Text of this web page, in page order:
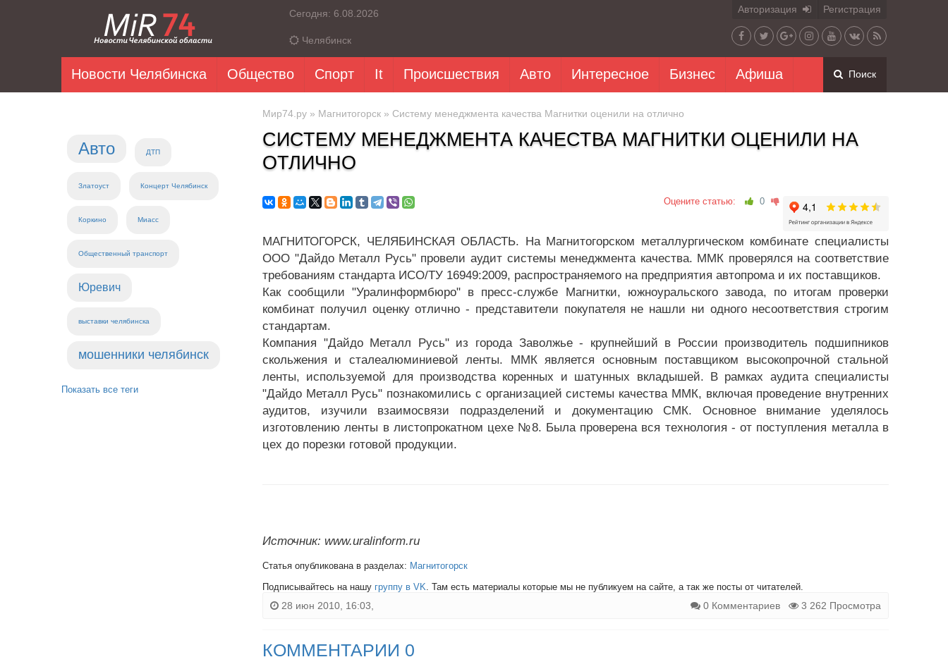
Сегодня: 6.08.2026
Челябинск
Авторизация Регистрация
Новости Челябинска Общество Спорт It Происшествия Авто Интересное Бизнес Афиша Поиск
Авто ДТП
Златоуст Концерт Челябинск
Коркино Миасс
Общественный транспорт
Юревич
выставки челябинска
мошенники челябинск
Показать все теги
Мир74.ру » Магнитогорск » Систему менеджмента качества Магнитки оценили на отлично
СИСТЕМУ МЕНЕДЖМЕНТА КАЧЕСТВА МАГНИТКИ ОЦЕНИЛИ НА
ОТЛИЧНО
Оцените статью: 0
МАГНИТОГОРСК, ЧЕЛЯБИНСКАЯ ОБЛАСТЬ. На Магнитогорском металлургическом комбинате специалисты
ООО "Дайдо Металл Русь" провели аудит системы менеджмента качества. ММК проверялся на соответствие
требованиям стандарта ИСО/ТУ 16949:2009, распространяемого на предприятия автопрома и их поставщиков.
Как сообщили "Уралинформбюро" в пресс-службе Магнитки, южноуральского завода, по итогам проверки
комбинат получил оценку отлично - представители покупателя не нашли ни одного несоответствия строгим
стандартам.
Компания "Дайдо Металл Русь" из города Заволжье - крупнейший в России производитель подшипников
скольжения и сталеалюминиевой ленты. ММК является основным поставщиком высокопрочной стальной
ленты, используемой для производства коренных и шатунных вкладышей. В рамках аудита специалисты
"Дайдо Металл Русь" познакомились с организацией системы качества ММК, включая проведение внутренних
аудитов, изучили взаимосвязи подразделений и документацию СМК. Основное внимание уделялось
изготовлению ленты в листопрокатном цехе №8. Была проверена вся технология - от поступления металла в
цех до порезки готовой продукции.
Источник: www.uralinform.ru
Статья опубликована в разделах: Магнитогорск
Подписывайтесь на нашу группу в VK. Там есть материалы которые мы не публикуем на сайте, а так же посты от читателей.
28 июн 2010, 16:03, 0 Комментариев 3 262 Просмотра
КОММЕНТАРИИ 0